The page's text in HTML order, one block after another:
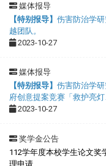
媒体报导
【特别报导】 伤害防治学
越团队 。
2023-10-27
媒体报导
【特别报导】 伤害防治学
府创意提案竞赛「救护亮
2023-10-27
奖学金公告
112学年度本校学生论文奖
理申请